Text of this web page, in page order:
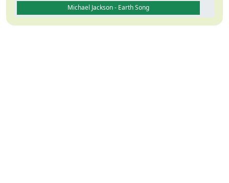
Michael Jackson - Earth Song